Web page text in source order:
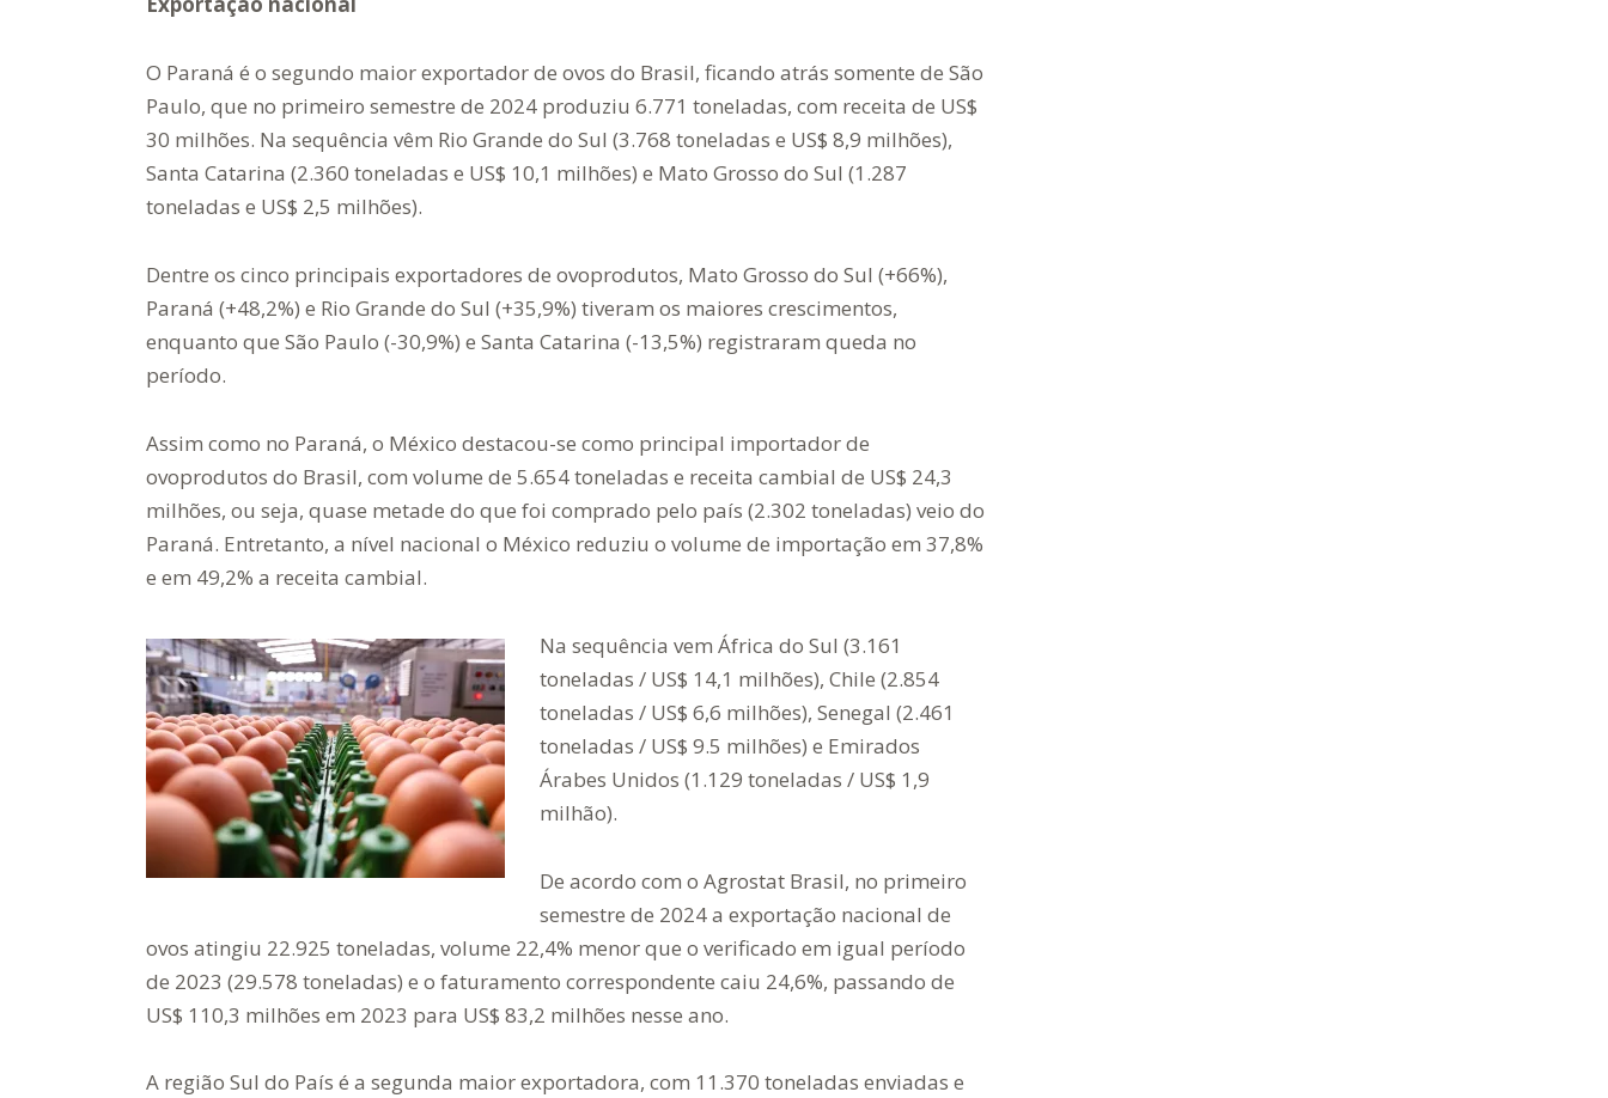
O Paraná é o segundo maior exportador de ovos do Brasil, ficando atrás somente de São
Paulo, que no primeiro semestre de 2024 produziu 6.771 toneladas, com receita de US$
30 milhões. Na sequência vêm Rio Grande do Sul (3.768 toneladas e US$ 8,9 milhões),
Santa Catarina (2.360 toneladas e US$ 10,1 milhões) e Mato Grosso do Sul (1.287
toneladas e US$ 2,5 milhões).
Dentre os cinco principais exportadores de ovoprodutos, Mato Grosso do Sul (+66%),
Paraná (+48,2%) e Rio Grande do Sul (+35,9%) tiveram os maiores crescimentos,
enquanto que São Paulo (-30,9%) e Santa Catarina (-13,5%) registraram queda no
período.
Assim como no Paraná, o México destacou-se como principal importador de
ovoprodutos do Brasil, com volume de 5.654 toneladas e receita cambial de US$ 24,3
milhões, ou seja, quase metade do que foi comprado pelo país (2.302 toneladas) veio do
Paraná. Entretanto, a nível nacional o México reduziu o volume de importação em 37,8%
e em 49,2% a receita cambial.
Na sequência vem África do Sul (3.161
toneladas / US$ 14,1 milhões), Chile (2.854
toneladas / US$ 6,6 milhões), Senegal (2.461
toneladas / US$ 9.5 milhões) e Emirados
Árabes Unidos (1.129 toneladas / US$ 1,9
milhão).
De acordo com o Agrostat Brasil, no primeiro
semestre de 2024 a exportação nacional de
ovos atingiu 22.925 toneladas, volume 22,4% menor que o verificado em igual período
de 2023 (29.578 toneladas) e o faturamento correspondente caiu 24,6%, passando de
US$ 110,3 milhões em 2023 para US$ 83,2 milhões nesse ano.
A região Sul do País é a segunda maior exportadora, com 11.370 toneladas enviadas e